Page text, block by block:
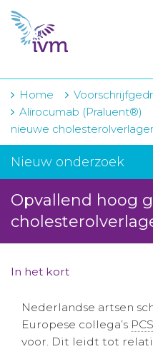
VMI
FTO voorbereiding
IVM-academie
Zorginstellingen
Projecten
Over IVM
Actueel
Contact
Winkelwagentje
Aanmelden
Home
Alirocumab (Praluent®)
nieuwe
Nieuw onderzoek
Opvallend hoog
In het kort
Nederlandse artsen
Europese collega’s
voor. Dit leidt tot